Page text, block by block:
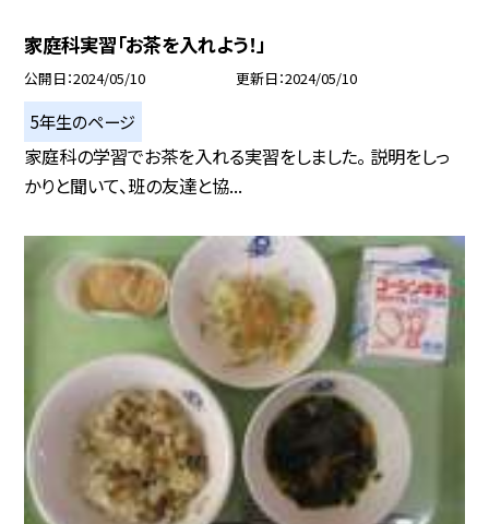
家庭科実習「お茶を入れよう！」
公開日 2024/05/10 更新日 2024/05/10
5年生のページ
家庭科の学習でお茶を入れる実習をしました。 説明をしっ
かりと聞いて、班の友達と協...